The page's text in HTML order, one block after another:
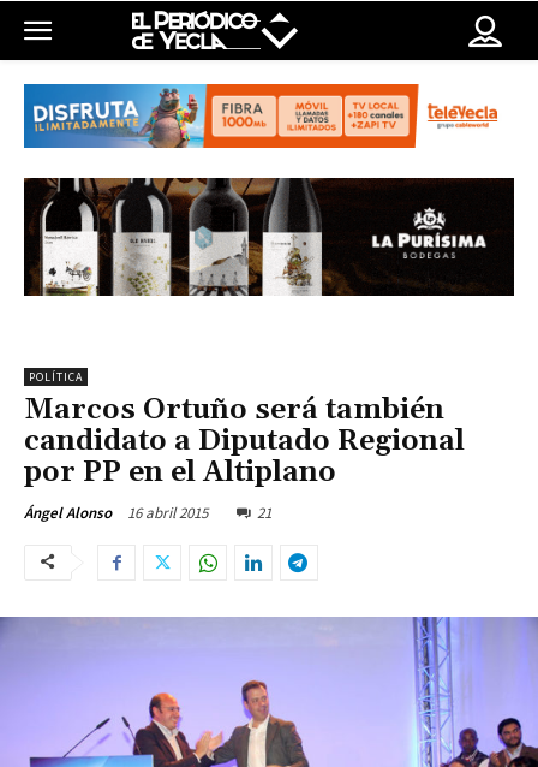
POLÍTICA
Marcos Ortuño será también
candidato a Diputado Regional
por PP en el Altiplano
Ángel Alonso 16 abril 2015 21